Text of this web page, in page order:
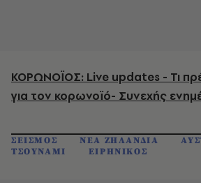
ΚΟΡΩΝΟΪΟΣ: Live updates - Τι
για τον κορωνοϊό- Συνεχής
ΣΕΙΣΜΟΣ ΝΕΑ ΖΗΛΑΝΔΙΑ
ΤΣΟΥΝΑΜΙ
ΕΙΡΗΝΙΚΟΣ